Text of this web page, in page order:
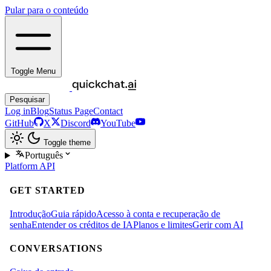
Pular para o conteúdo
Toggle Menu
Pesquisar
Log inBlogStatus PageContact
GitHub
X Discord YouTube
Toggle theme
Português
Platform API
GET STARTED
IntroduçãoGuia rápidoAcesso à conta e recuperação de
senhaEntender os créditos de IAPlanos e limitesGerir com AI
CONVERSATIONS